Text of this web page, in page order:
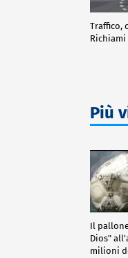
Traffico,
Più
Il
Dios"
milioni